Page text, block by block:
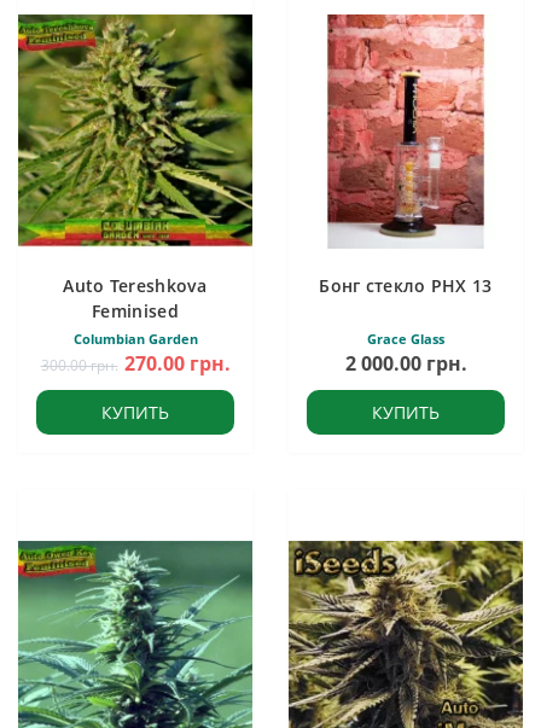
Auto Tereshkova
Feminised
Columbian Garden
300.00 грн. 270.00 грн.
КУПИТЬ
Бонг стекло PHX 13
Grace Glass
2 000.00 грн.
КУПИТЬ